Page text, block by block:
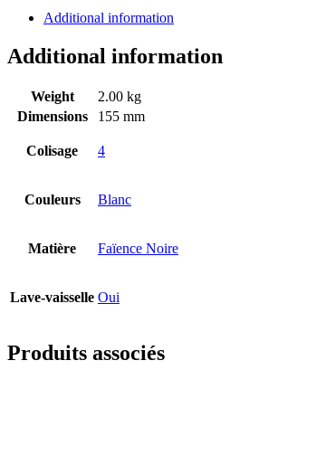
Additional information
Additional information
Weight
2.00 kg
Dimensions
155 mm
Colisage 4
Couleurs Blanc
Matière Faïence Noire
Lave-vaisselle Oui
Produits associés